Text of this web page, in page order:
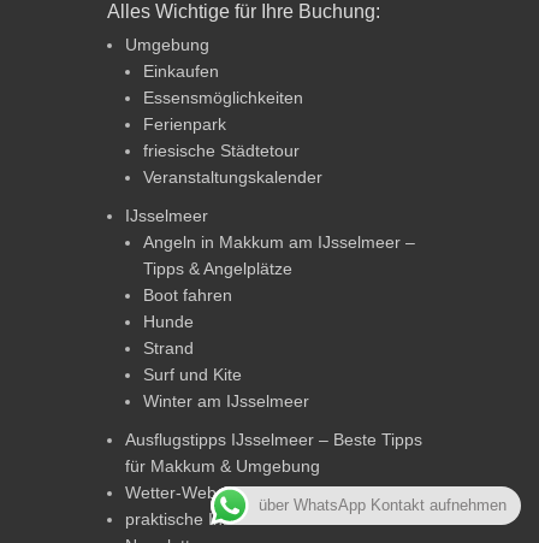
Alles Wichtige für Ihre Buchung:
Umgebung
Einkaufen
Essensmöglichkeiten
Ferienpark
friesische Städtetour
Veranstaltungskalender
IJsselmeer
Angeln in Makkum am IJsselmeer –
Tipps & Angelplätze
Boot fahren
Hunde
Strand
Surf und Kite
Winter am IJsselmeer
Ausflugstipps IJsselmeer – Beste Tipps
für Makkum & Umgebung
Wetter-Webcam
praktische Infos von A bis Z
über WhatsApp Kontakt aufnehmen